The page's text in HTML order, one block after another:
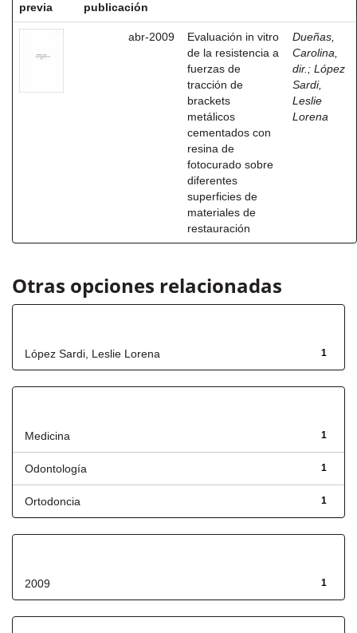
previa
publicación
abr-2009
Evaluación in vitro
de la resistencia a
fuerzas de
tracción de
brackets
metálicos
cementados con
resina de
fotocurado sobre
diferentes
superficies de
materiales de
restauración
Dueñas,
Carolina,
dir. ; López
Sardi,
Leslie
Lorena
Otras opciones relacionadas
1
López Sardi, Leslie Lorena
1
Medicina
1
Odontología
1
Ortodoncia
1
2009